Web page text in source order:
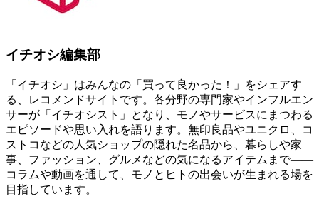
イチオシ編集部
「イチオシ」はみんなの「買って良かった！」をシェアす
る、レコメンドサイトです。各分野の専門家やインフルエン
サーが「イチオシスト」となり、モノやサービスにまつわる
エピソードや思い入れを語ります。無印良品やユニクロ、コ
ストコなどの人気ショップの隠れた名品から、暮らしや家
事、ファッション、グルメなどの気になるアイテムまで――
コラムや動画を通して、モノとヒトの出会いが生まれる場を
目指しています。